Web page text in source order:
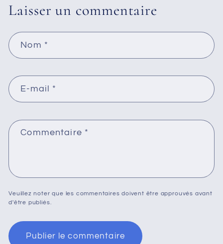
Laisser un commentaire
Nom *
E-mail *
Commentaire *
Veuillez noter que les commentaires doivent être approuvés avant
d'être publiés.